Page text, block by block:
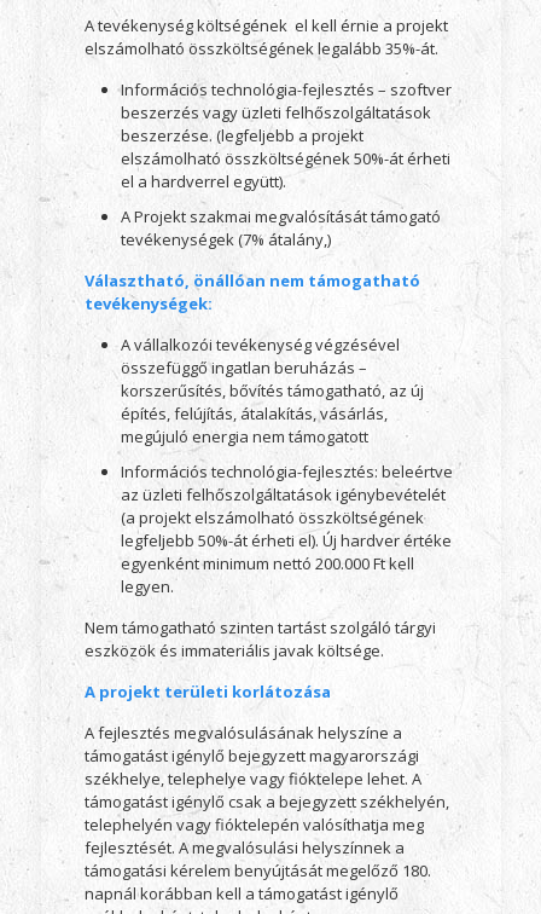
A tevékenység költségének el kell érnie a projekt
elszámolható összköltségének legalább 35%-át.
Információs technológia-fejlesztés – szoftver
beszerzés vagy üzleti felhőszolgáltatások
beszerzése. (legfeljebb a projekt
elszámolható összköltségének 50%-át érheti
el a hardverrel együtt).
A Projekt szakmai megvalósítását támogató
tevékenységek (7% átalány,)
Választható, önállóan nem támogatható
tevékenységek:
A vállalkozói tevékenység végzésével
összefüggő ingatlan beruházás –
korszerűsítés, bővítés támogatható, az új
építés, felújítás, átalakítás, vásárlás,
megújuló energia nem támogatott
Információs technológia-fejlesztés: beleértve
az üzleti felhőszolgáltatások igénybevételét
(a projekt elszámolható összköltségének
legfeljebb 50%-át érheti el). Új hardver értéke
egyenként minimum nettó 200.000 Ft kell
legyen.
Nem támogatható szinten tartást szolgáló tárgyi
eszközök és immateriális javak költsége.
A projekt területi korlátozása
A fejlesztés megvalósulásának helyszíne a
támogatást igénylő bejegyzett magyarországi
székhelye, telephelye vagy fióktelepe lehet. A
támogatást igénylő csak a bejegyzett székhelyén,
telephelyén vagy fióktelepén valósíthatja meg
fejlesztését. A megvalósulási helyszínnek a
támogatási kérelem benyújtását megelőző 180.
napnál korábban kell a támogatást igénylő